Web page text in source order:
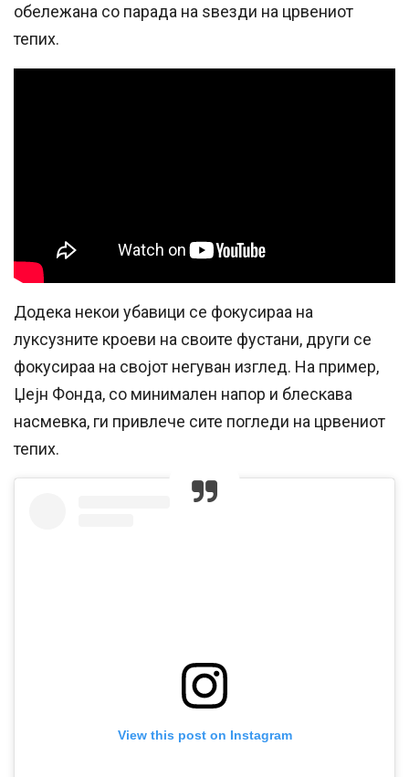
обележана со парада на ѕвезди на црвениот
тепих.
Додека некои убавици се фокусираа на
луксузните кроеви на своите фустани, други се
фокусираа на својот негуван изглед. На пример,
Џејн Фонда, со минимален напор и блескава
насмевка, ги привлече сите погледи на црвениот
тепих.
View this post on Instagram